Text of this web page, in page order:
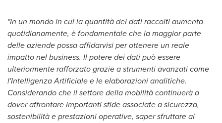
"In un mondo in cui la quantità dei dati raccolti aumenta
quotidianamente, è fondamentale che la maggior parte
delle aziende possa affidarvisi per ottenere un reale
impatto nel business. Il potere dei dati può essere
ulteriormente rafforzato grazie a strumenti avanzati come
l'Intelligenza Artificiale e le elaborazioni analitiche.
Considerando che il settore della mobilità continuerà a
dover affrontare importanti sfide associate a sicurezza,
sostenibilità e prestazioni operative, saper sfruttare al